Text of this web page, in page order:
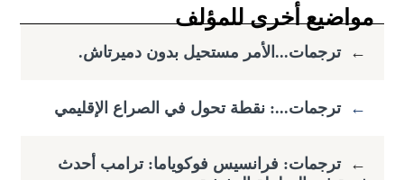
مواضيع أخرى للمؤلف
← ترجمات...الأمر مستحيل بدون دميرتاش.
← ترجمات...: نقطة تحول في الصراع الإقليمي
← ترجمات: فرانسيس فوكوياما: ​ترامب أحدث